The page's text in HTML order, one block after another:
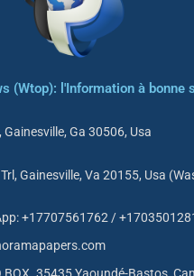
(Wtop): l'Information à bonne
Gainesville, Ga 30506, Usa
Gainesville, Va 20155, Usa
+17707561762 /